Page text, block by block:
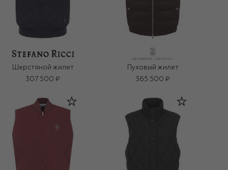
Шерстяной жилет
307 500 ₽
Пуховый жилет
365 500 ₽